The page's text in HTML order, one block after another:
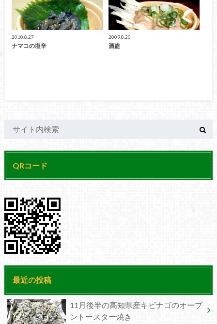
2010.8.27
ナマコの塩辛
2009.8.20
酒盗
QRコード
最近の投稿
11月後半の高知県産キビナゴのオーブ
ントースター焼き